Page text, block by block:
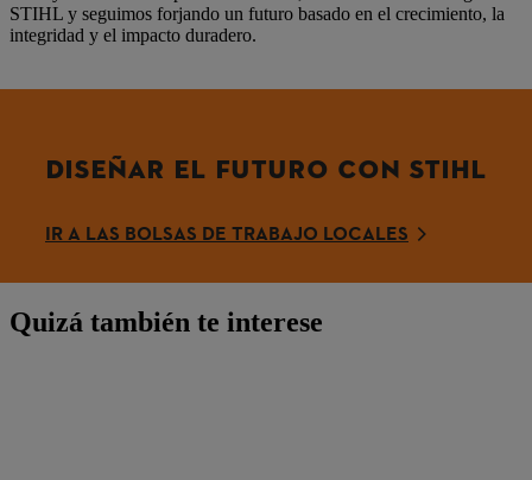
STIHL y seguimos forjando un futuro basado en el crecimiento, la
integridad y el impacto duradero.
DISEÑAR EL FUTURO CON STIHL
IR A LAS BOLSAS DE TRABAJO LOCALES
Quizá también te interese